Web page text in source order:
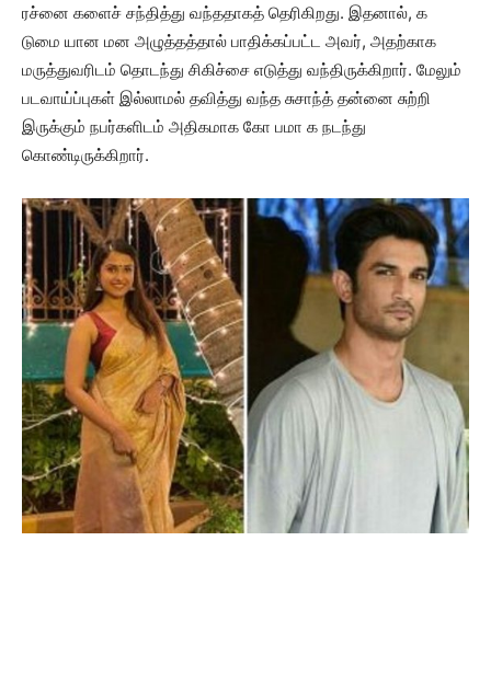
ரச்னை களைச் சந்தித்து வந்ததாகத் தெரிகிறது. இதனால், க
டுமை யான மன அழுத்தத்தால் பாதிக்கப்பட்ட அவர், அதற்காக
மருத்துவரிடம் தொடந்து சிகிச்சை எடுத்து வந்திருக்கிறார். மேலும்
படவாய்ப்புகள் இல்லாமல் தவித்து வந்த சுசாந்த் தன்னை சுற்றி
இருக்கும் நபர்களிடம் அதிகமாக கோ பமா க நடந்து
கொண்டிருக்கிறார்.